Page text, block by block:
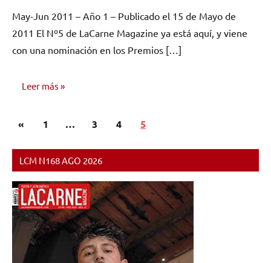
comentarios
May-Jun 2011 – Año 1 – Publicado el 15 de Mayo de
2011 El Nº5 de LaCarne Magazine ya está aquí, y viene
con una nominación en los Premios […]
Leer más
NÚMEROS
Paginación
entradas
«Entradas
1 … 3 4 5
LCM N168 AGO 2026